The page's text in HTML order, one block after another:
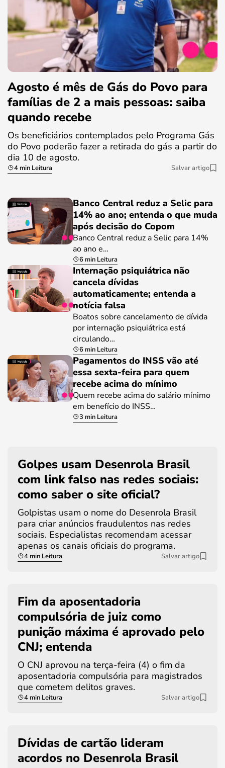
Agosto é mês de Gás do Povo para
famílias de 2 a mais pessoas: saiba
quando recebe
Os beneficiários contemplados pelo Programa Gás
do Povo poderão fazer a retirada do gás a partir do
dia 10 de agosto.
4 min Leitura Salvar artigo
Banco Central reduz a Selic para
14% ao ano; entenda o que muda
após decisão do Copom
Banco Central reduz a Selic para 14%
ao ano e…
6 min Leitura
Internação psiquiátrica não
cancela dívidas
automaticamente; entenda a
notícia falsa
Boatos sobre cancelamento de dívida
por internação psiquiátrica está
circulando…
6 min Leitura
Pagamentos do INSS vão até
essa sexta-feira para quem
recebe acima do mínimo
Quem recebe acima do salário mínimo
em benefício do INSS…
3 min Leitura
Golpes usam Desenrola Brasil
com link falso nas redes sociais:
como saber o site oficial?
Golpistas usam o nome do Desenrola Brasil
para criar anúncios fraudulentos nas redes
sociais. Especialistas recomendam acessar
apenas os canais oficiais do programa.
4 min Leitura Salvar artigo
Fim da aposentadoria
compulsória de juiz como
punição máxima é aprovado pelo
CNJ; entenda
O CNJ aprovou na terça-feira (4) o fim da
aposentadoria compulsória para magistrados
que cometem delitos graves.
4 min Leitura Salvar artigo
Dívidas de cartão lideram
acordos no Desenrola Brasil